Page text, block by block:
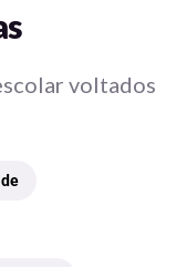
voltados